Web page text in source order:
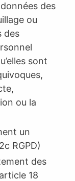
des
ou
des
sont
ou la
un
RGPD)
des
18